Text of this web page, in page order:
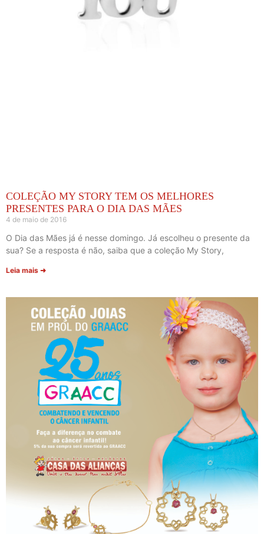
COLEÇÃO MY STORY TEM OS MELHORES
PRESENTES PARA O DIA DAS MÃES
4 de maio de 2016
O Dia das Mães já é nesse domingo. Já escolheu o presente da
sua? Se a resposta é não, saiba que a coleção My Story,
Leia mais ➜